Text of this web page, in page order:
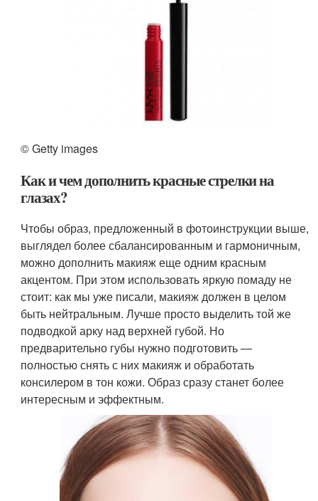
© Getty images
Как и чем дополнить красные стрелки на
глазах?
Чтобы образ, предложенный в фотоинструкции выше,
выглядел более сбалансированным и гармоничным,
можно дополнить макияж еще одним красным
акцентом. При этом использовать яркую помаду не
стоит: как мы уже писали, макияж должен в целом
быть нейтральным. Лучше просто выделить той же
подводкой арку над верхней губой. Но
предварительно губы нужно подготовить —
полностью снять с них макияж и обработать
консилером в тон кожи. Образ сразу станет более
интересным и эффектным.